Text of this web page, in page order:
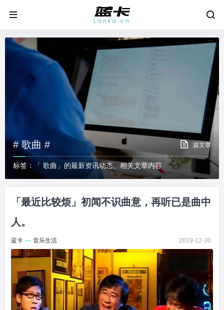
# 歌曲 # 篇文章
标签：「 歌曲」的最新资讯动态、相关文章内容
「最近比较烦」初闻不识曲意，再听已是曲中
人。
蓝卡 — 音乐生活 2019-12-30